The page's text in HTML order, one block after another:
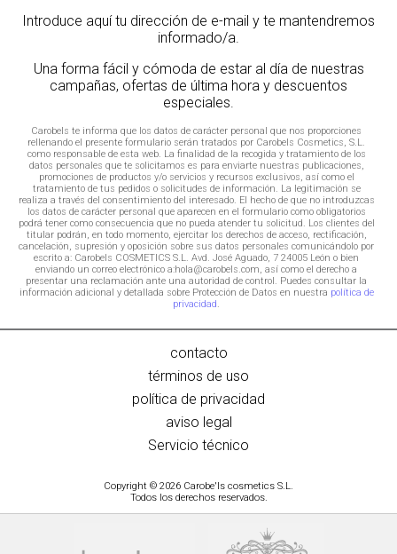
Introduce aquí tu dirección de e-mail y te mantendremos
informado/a.
Una forma fácil y cómoda de estar al día de nuestras
campañas, ofertas de última hora y descuentos
especiales.
Carobels te informa que los datos de carácter personal que nos proporciones
rellenando el presente formulario serán tratados por Carobels Cosmetics, S.L.
como responsable de esta web. La finalidad de la recogida y tratamiento de los
datos personales que te solicitamos es para enviarte nuestras publicaciones,
promociones de productos y/o servicios y recursos exclusivos, así como el
tratamiento de tus pedidos o solicitudes de información. La legitimación se
realiza a través del consentimiento del interesado. El hecho de que no introduzcas
los datos de carácter personal que aparecen en el formulario como obligatorios
podrá tener como consecuencia que no pueda atender tu solicitud. Los clientes del
titular podrán, en todo momento, ejercitar los derechos de acceso, rectificación,
cancelación, supresión y oposición sobre sus datos personales comunicándolo por
escrito a: Carobels COSMETICS S.L. Avd. José Aguado, 7 24005 León o bien
enviando un correo electrónico a:hola@carobels.com, así como el derecho a
presentar una reclamación ante una autoridad de control. Puedes consultar la
información adicional y detallada sobre Protección de Datos en nuestra política de
privacidad.
contacto
términos de uso
política de privacidad
aviso legal
Servicio técnico
Copyright © 2026 Carobe'ls cosmetics S.L.
Todos los derechos reservados.